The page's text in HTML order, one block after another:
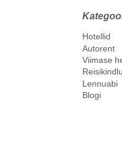
Hotellid
Autorent
Viimase
Lennuabi
Blogi